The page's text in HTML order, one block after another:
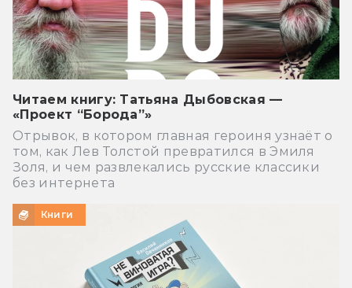
Читаем книгу: Татьяна Дыбовская —
«Проект “Борода”»
Отрывок, в котором главная героиня узнаёт о
том, как Лев Толстой превратился в Эмиля
Золя, и чем развлекались русские классики
без интернета
Книги